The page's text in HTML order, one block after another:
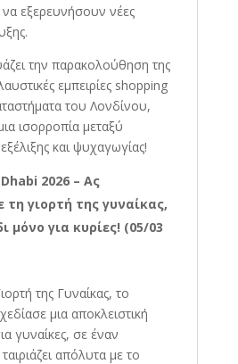
εξερευνήσουν νέες
την παρακολούθηση της
εμπειρίες shopping
του Λονδίνου,
ισορροπία μεταξύ
και ψυχαγωγίας!
2026 – Ας
τη γιορτή της γυναίκας,
μόνο για κυρίες! (05/03
της Γυναίκας, το
μια αποκλειστική
γυναίκες, σε έναν
απόλυτα με το